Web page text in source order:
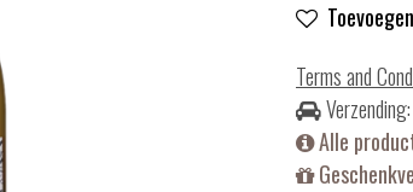
Terms and
Alle